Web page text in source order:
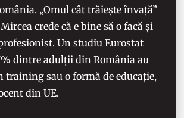
„Omul cât trăiește învață”
crede că e bine să o facă și
Un studiu Eurostat
dintre adulții din România au
training sau o formă de educație,
din UE.